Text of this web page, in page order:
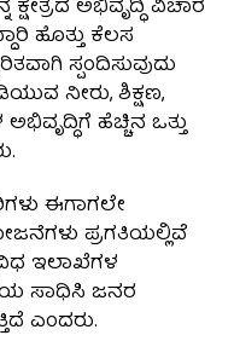
ಅಭಿವೃದ್ಧಿ ವಿಚಾರ
ಹೊತ್ತು ಕೆಲಸ
ಸ್ಪಂದಿಸುವುದು
ನೀರು, ಶಿಕ್ಷಣ,
ಹೆಚ್ಚಿನ ಒತ್ತು
ಈಗಾಗಲೇ
ಪ್ರಗತಿಯಲ್ಲಿವೆ
ಇಲಾಖೆಗಳ
ಸಾಧಿಸಿ ಜನರ
ಎಂದರು.